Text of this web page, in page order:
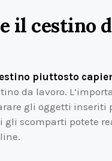
il cestino
piuttosto
da lavoro.
gli oggetti inseriti
gli scomparti potete